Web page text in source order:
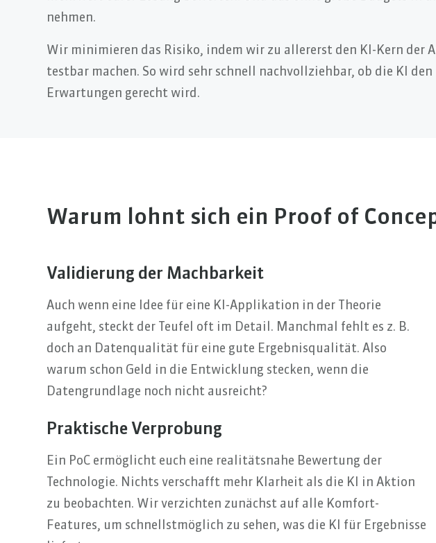
nehmen.
Wir minimieren das Risiko, indem wir zu allererst den KI-Kern der
testbar machen. So wird sehr schnell nachvollziehbar, ob die KI den
Erwartungen gerecht wird.
Warum lohnt sich ein Proof of
Validierung der Machbarkeit
Auch wenn eine Idee für eine KI-Applikation in der Theorie
aufgeht, steckt der Teufel oft im Detail. Manchmal fehlt es z. B.
doch an Datenqualität für eine gute Ergebnisqualität. Also
warum schon Geld in die Entwicklung stecken, wenn die
Datengrundlage noch nicht ausreicht?
Praktische Verprobung
Ein PoC ermöglicht euch eine realitätsnahe Bewertung der
Technologie. Nichts verschafft mehr Klarheit als die KI in Aktion
zu beobachten. Wir verzichten zunächst auf alle Komfort-
Features, um schnellstmöglich zu sehen, was die KI für Ergebnisse